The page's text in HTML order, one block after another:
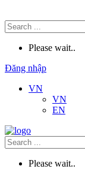
Please wait..
Đăng nhập
VN
VN
EN
Please wait..